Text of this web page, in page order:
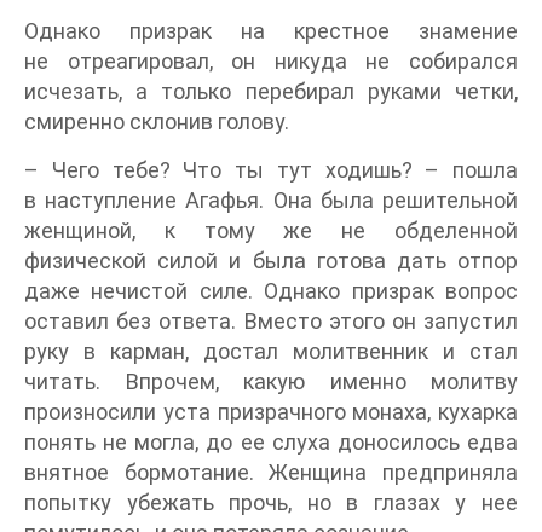
Однако призрак на крестное знамение
не отреагировал, он никуда не собирался
исчезать, а только перебирал руками четки,
смиренно склонив голову.
– Чего тебе? Что ты тут ходишь? – пошла
в наступление Агафья. Она была решительной
женщиной, к тому же не обделенной
физической силой и была готова дать отпор
даже нечистой силе. Однако призрак вопрос
оставил без ответа. Вместо этого он запустил
руку в карман, достал молитвенник и стал
читать. Впрочем, какую именно молитву
произносили уста призрачного монаха, кухарка
понять не могла, до ее слуха доносилось едва
внятное бормотание. Женщина предприняла
попытку убежать прочь, но в глазах у нее